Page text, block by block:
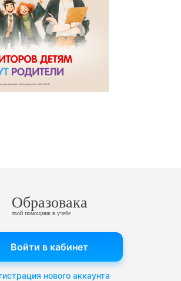
Образовака
твой помощник в учебе
Войти в кабинет
нового аккаунта